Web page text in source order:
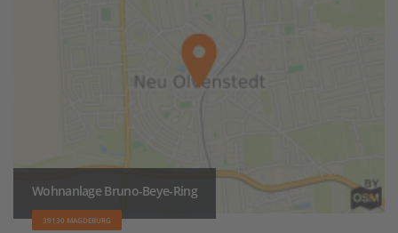
Wohnanlage Bruno-Beye-Ring
39130 MAGDEBURG